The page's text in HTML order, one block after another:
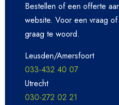
Bestellen of een offerte
website. Voor een vraag
graag te woord.
Leusden/Amersfoort
033-432 40 07
Utrecht
030-272 02 21